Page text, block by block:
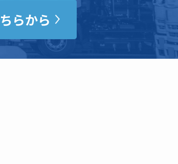
らから